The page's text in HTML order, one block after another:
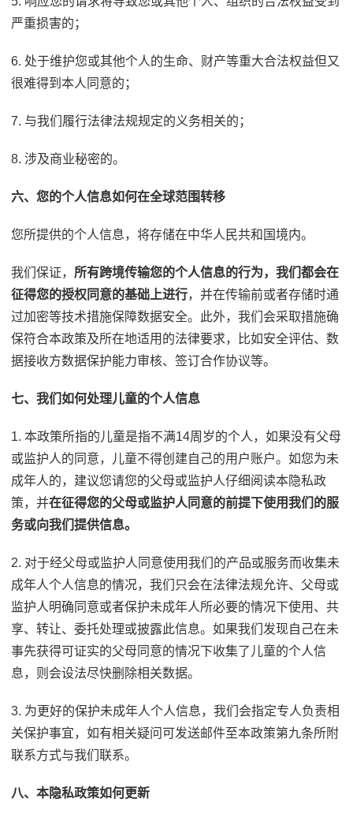
严重损害的；
6. 处于维护您或其他个人的生命、财产等重大合法权益但又
很难得到本人同意的；
7. 与我们履行法律法规规定的义务相关的；
8. 涉及商业秘密的。
六、您的个人信息如何在全球范围转移
您所提供的个人信息，将存储在中华人民共和国境内。
我们保证， 所有跨境传输您的个人信息的行为，我们都会在
征得您的授权同意的基础上进行，并在传输前或者存储时通
过加密等技术措施保障数据安全。此外，我们会采取措施确
保符合本政策及所在地适用的法律要求，比如安全评估、数
据接收方数据保护能力审核、签订合作协议等。
七、我们如何处理儿童的个人信息
1. 本政策所指的儿童是指不满14周岁的个人，如果没有父母
或监护人的同意，儿童不得创建自己的用户账户。如您为未
成年人的，建议您请您的父母或监护人仔细阅读本隐私政
策，并在征得您的父母或监护人同意的前提下使用我们的服
务或向我们提供信息。
2. 对于经父母或监护人同意使用我们的产品或服务而收集未
成年人个人信息的情况，我们只会在法律法规允许、父母或
监护人明确同意或者保护未成年人所必要的情况下使用、共
享、转让、委托处理或披露此信息。如果我们发现自己在未
事先获得可证实的父母同意的情况下收集了儿童的个人信
息，则会设法尽快删除相关数据。
3. 为更好的保护未成年人个人信息，我们会指定专人负责相
关保护事宜，如有相关疑问可发送邮件至本政策第九条所附
联系方式与我们联系。
八、本隐私政策如何更新